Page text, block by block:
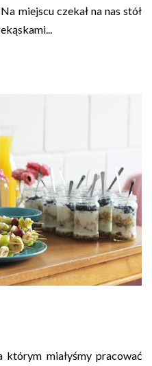
Na miejscu czekał na nas stół
miałyśmy pracować